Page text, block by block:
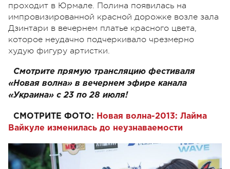
проходит в Юрмале. Полина появилась на
импровизированной красной дорожке возле зaла
Дзинтари в вечернем платье красного цвета,
которое неудачно подчеркивало чрезмерно
худую фигуру артистки.
Смотрите прямую трансляцию фестиваля
«Новая волна» в вечернем эфире канала
«Украина» с 23 по 28 июля!
СМОТРИТЕ ФОТО: Новая волна-2013: Лайма
Вайкуле изменилась до неузнаваемости